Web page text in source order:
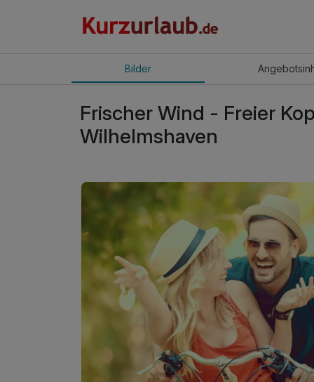
Bilder Angebot
Frischer Wind - Freier
Wilhelmshaven